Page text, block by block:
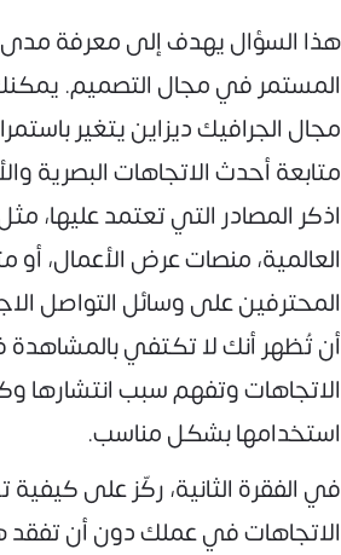
هذا السؤال يهدف إلى معرفة مدى
المستمر في مجال التصميم.
مجال الجرافيك ديزاين يتغير
متابعة أحدث الاتجاهات البصرية
اذكر المصادر التي تعتمد عليها،
العالمية، منصات عرض الأعمال، أو
المحترفين على وسائل التواصل
أن تُظهر أنك لا تكتفي
الاتجاهات وتفهم سبب انتشارها
استخدامها بشكل مناسب.
في الفقرة الثانية، ركّز على
الاتجاهات في عملك دون أن تفقد